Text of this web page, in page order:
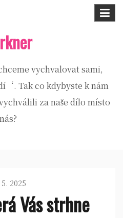
vychvalovat sami,
Tak co kdybyste k nám
za naše dílo místo
nás?
2025
Vás strhne